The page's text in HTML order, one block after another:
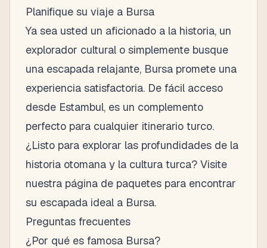
Planifique su viaje a Bursa
Ya sea usted un aficionado a la historia, un
explorador cultural o simplemente busque
una escapada relajante, Bursa promete una
experiencia satisfactoria. De fácil acceso
desde Estambul, es un complemento
perfecto para cualquier itinerario turco.
¿Listo para explorar las profundidades de la
historia otomana y la cultura turca? Visite
nuestra página de paquetes para encontrar
su escapada ideal a Bursa.
Preguntas frecuentes
¿Por qué es famosa Bursa?